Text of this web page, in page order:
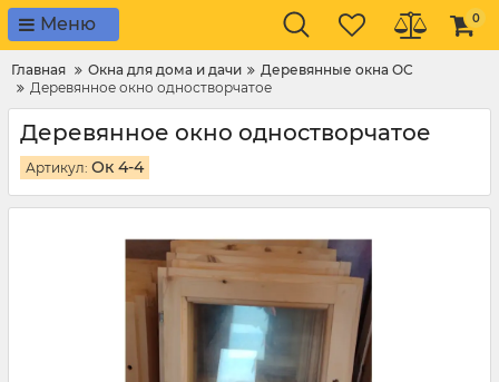
Меню 0
Главная Окна для дома и дачи
Деревянные окна ОС
Деревянное окно одностворчатое
Деревянное окно одностворчатое
Артикул: Ок 4-4